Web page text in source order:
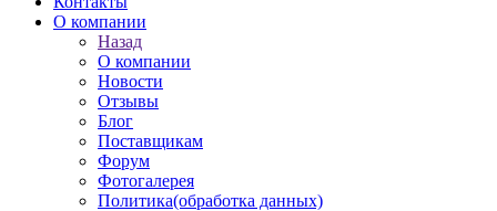
О компании
Назад
О компании
Новости
Отзывы
Блог
Поставщикам
Форум
Фотогалерея
Политика(обработка данных)